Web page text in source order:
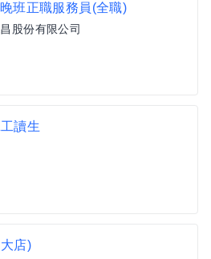
班正職服務員(全職)
股份有限公司
讀生
店)